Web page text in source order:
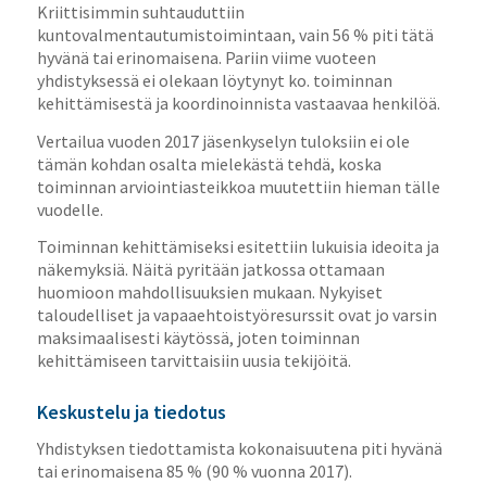
Kriittisimmin suhtauduttiin
kuntovalmentautumistoimintaan, vain 56 % piti tätä
hyvänä tai erinomaisena. Pariin viime vuoteen
yhdistyksessä ei olekaan löytynyt ko. toiminnan
kehittämisestä ja koordinoinnista vastaavaa henkilöä.
Vertailua vuoden 2017 jäsenkyselyn tuloksiin ei ole
tämän kohdan osalta mielekästä tehdä, koska
toiminnan arviointiasteikkoa muutettiin hieman tälle
vuodelle.
Toiminnan kehittämiseksi esitettiin lukuisia ideoita ja
näkemyksiä. Näitä pyritään jatkossa ottamaan
huomioon mahdollisuuksien mukaan. Nykyiset
taloudelliset ja vapaaehtoistyöresurssit ovat jo varsin
maksimaalisesti käytössä, joten toiminnan
kehittämiseen tarvittaisiin uusia tekijöitä.
Keskustelu ja tiedotus
Yhdistyksen tiedottamista kokonaisuutena piti hyvänä
tai erinomaisena 85 % (90 % vuonna 2017).